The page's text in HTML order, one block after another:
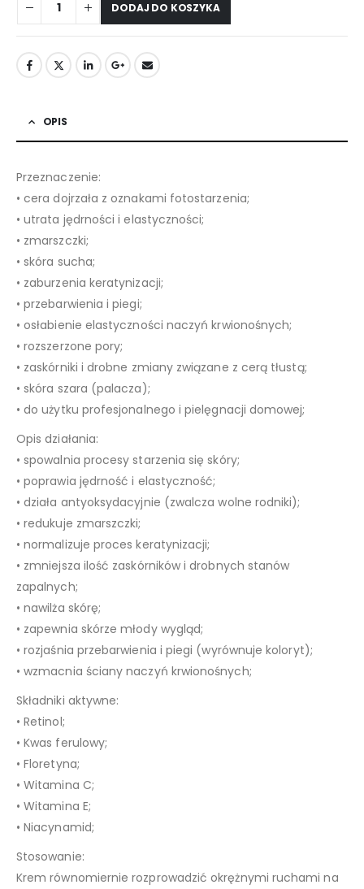
DODAJ DO KOSZYKA
OPIS
Przeznaczenie:
• cera dojrzała z oznakami fotostarzenia;
• utrata jędrności i elastyczności;
• zmarszczki;
• skóra sucha;
• zaburzenia keratynizacji;
• przebarwienia i piegi;
• osłabienie elastyczności naczyń krwionośnych;
• rozszerzone pory;
• zaskórniki i drobne zmiany związane z cerą tłustą;
• skóra szara (palacza);
• do użytku profesjonalnego i pielęgnacji domowej;
Opis działania:
• spowalnia procesy starzenia się skóry;
• poprawia jędrność i elastyczność;
• działa antyoksydacyjnie (zwalcza wolne rodniki);
• redukuje zmarszczki;
• normalizuje proces keratynizacji;
• zmniejsza ilość zaskórników i drobnych stanów
zapalnych;
• nawilża skórę;
• zapewnia skórze młody wygląd;
• rozjaśnia przebarwienia i piegi (wyrównuje koloryt);
• wzmacnia ściany naczyń krwionośnych;
Składniki aktywne:
• Retinol;
• Kwas ferulowy;
• Floretyna;
• Witamina C;
• Witamina E;
• Niacynamid;
Stosowanie:
Krem równomiernie rozprowadzić okrężnymi ruchami na